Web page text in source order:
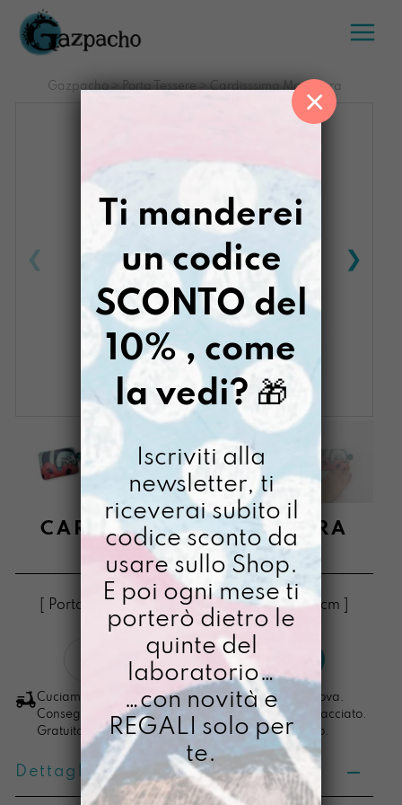
Salta
contenuto
Gazpacho> Porta Tessere > Cardisssima Mai Paura
CARDISSSIMA MAI PAURA
€ 16,00
[ Porta Tessere Portacarte: 10,3 x 7,5 x 0,4cm ]
Cardisssima
Paura
quantità
LO VOGLIO
Cuciamo ogni ordine nel nostro laboratorio di Padova.
Consegna in 4/5 giorni lavorativi, pacco sempre tracciato.
Gratuita per ordini di importo superiore ai 100 euro.
Dettagli prodotto
Ti manderei
un codice
SCONTO del
10% , come
la vedi? 🎁
Iscriviti alla
newsletter, ti
riceverai subito il
codice sconto da
usare sullo Shop.
E poi ogni mese ti
porterò dietro le
quinte del
laboratorio…
…con novità e
REGALI solo per
te.
×